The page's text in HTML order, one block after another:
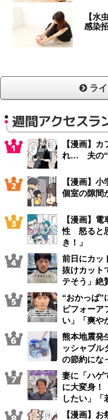
【水
感染
ラ
週間アクセスラ
【漫画】
れ… 夫の“
【漫画】
個室の隙間
【漫画】
性 怒ると
き！」
前日にカッ
抜けカット
テそう」絶
“おかっぱ
ビフォーア
い」「爽や
熊本地震発
ッシャブ
の節約にな
妻に「ハゲ
に大変身！
したい」「
【漫画】